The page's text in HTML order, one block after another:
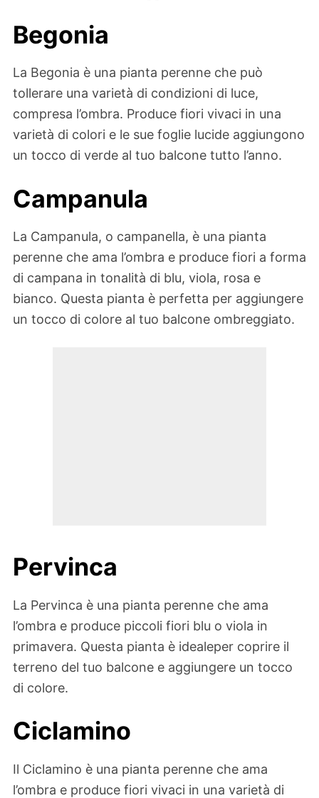
Begonia
La Begonia è una pianta perenne che può
tollerare una varietà di condizioni di luce,
compresa l’ombra. Produce fiori vivaci in una
varietà di colori e le sue foglie lucide aggiungono
un tocco di verde al tuo balcone tutto l’anno.
Campanula
La Campanula, o campanella, è una pianta
perenne che ama l’ombra e produce fiori a forma
di campana in tonalità di blu, viola, rosa e
bianco. Questa pianta è perfetta per aggiungere
un tocco di colore al tuo balcone ombreggiato.
Pervinca
La Pervinca è una pianta perenne che ama
l’ombra e produce piccoli fiori blu o viola in
primavera. Questa pianta è idealeper coprire il
terreno del tuo balcone e aggiungere un tocco
di colore.
Ciclamino
Il Ciclamino è una pianta perenne che ama
l’ombra e produce fiori vivaci in una varietà di